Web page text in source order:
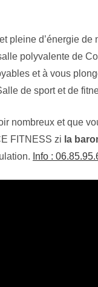
pleine d’énergie
polyvalente de
et à vous
de sport et de
nombreux et que
FITNESS zi la
Info :